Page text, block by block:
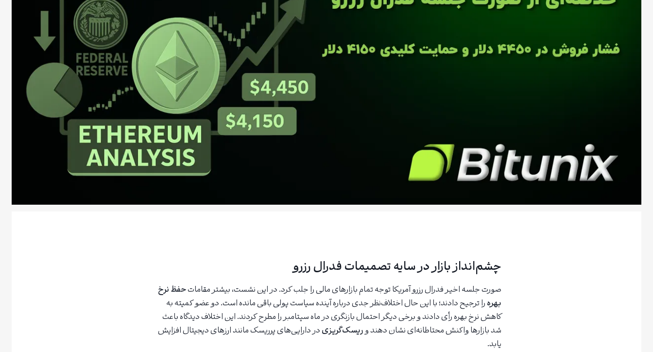
چشم‌انداز بازار در سایه تصمیمات فدرال رزرو
صورت جلسه اخیر فدرال رزرو آمریکا توجه تمام بازارهای مالی را جلب کرد. در این نشست، بیشتر مقاماتحفظ نرخ
بهرهرا ترجیح دادند؛ با این حال اختلاف‌نظر جدی درباره آینده سیاست پولی باقی مانده است. دو عضو کمیته به
کاهش نرخ بهره رأی دادند و برخی دیگر احتمال بازنگری در ماه سپتامبر را مطرح کردند. این اختلاف دیدگاه باعث
شد بازارها واکنش محتاطانه‌ای نشان دهند وریسک‌گریزیدر دارایی‌های پرریسک مانند ارزهای دیجیتال افزایش
یابد.